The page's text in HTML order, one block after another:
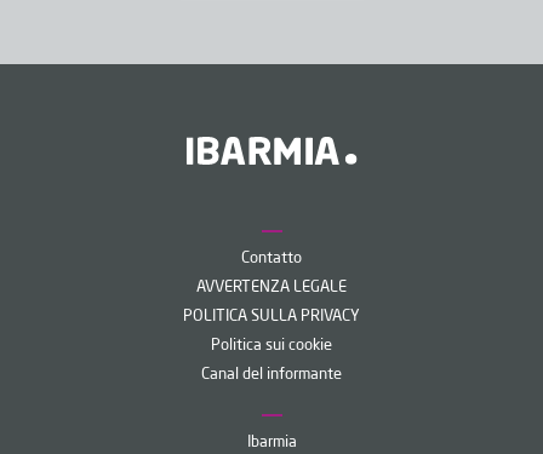
Contatto
AVVERTENZA LEGALE
POLITICA SULLA PRIVACY
Politica sui cookie
Canal del informante
Ibarmia